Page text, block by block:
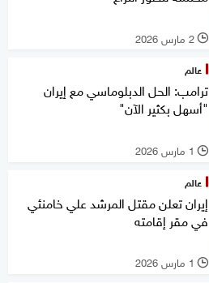
l 2 مارس 2026
عالم
ترامب: الحل الدبلوماسي مع إيران
"أسهل بكثير الآن"
l 1 مارس 2026
عالم
إيران تعلن مقتل المرشد علي خامنئي
في مقر إقامته
l 1 مارس 2026